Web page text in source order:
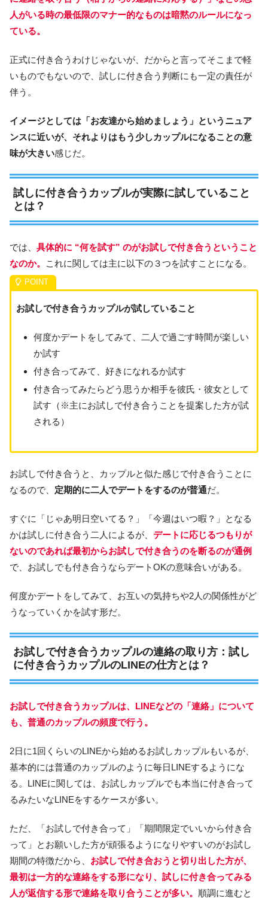
人がいる時の最低限のマナー的なものは暗黙のルールになっ
ている。
正式に付き合うわけじゃないが、だからと言ってそこまで軽
いものでもないので、試しに付き合う判断にも一定の責任が
伴う。
イメージとしては「お友達から始めましょう」というニュア
ンスに近いが、それよりはもう少しカップルになることの意
味が大きい感じだ。
試しに付き合うカップルが実際に試していること
とは？
では、 具体的に “何を試す” のがお試しで付き合うということ
なのか。
これに関しては主に以下の３つを試すことになる。
お試しで付き合うカップルが試していること
何度かデートをしてみて、二人で過ごす時間が楽しい
か試す
付き合ってみて、好きになれるか試す
付き合ってみたらどう思うか相手を彼氏・彼女として
試す（※主にお試しで付き合うことを提案した方が試
される）
お試しで付き合うと、カップルと似た感じで付き合うことに
なるので、 定期的に二人でデートをするのが普通だ。
すぐに「じゃあ明日空いてる？」「今週はいつ暇？」となる
かは試しに付き合う二人によるが、 デートに応じるつもりが
ないのであれば最初からお試しで付き合うのを断るのが通例
で、お試しでも付き合うならデートOKの意味合いがある。
何度かデートをしてみて、お互いの気持ちや2人の関係性がど
うなっていくかを試す形だ。
お試しで付き合うカップルの連絡の取り方：試し
に付き合うカップルのLINEの仕方とは？
お試しで付き合うカップルは、LINEなどの「連絡」について
も、普通のカップルの頻度で行う。
2日に1回くらいのLINEから始めるお試しカップルもいるが、
基本的には普通のカップルのように毎日LINEするようにな
る。LINEに関しては、お試しカップルでも本当に付き合って
るみたいなLINEをするケースが多い。
ただ、「お試しで付き合って」「期間限定でいいから付き合
って」とお願いした方が頑張るようになりやすいのがお試し
期間の特徴だから、 お試しで付き合おうと切り出した方が、
最初は一方的な連絡をする形になり、試しに付き合ってみる
人が返信する形で連絡を取り合うことが多い。 順調に進むと